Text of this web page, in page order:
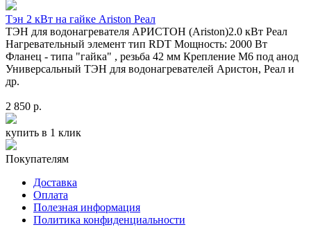
Тэн 2 кВт на гайке Ariston Реал
ТЭН для водонагревателя АРИСТОН (Ariston)2.0 кВт Реал
Нагревательный элемент тип RDT Мощность: 2000 Вт
Фланец - типа "гайка" , резьба 42 мм Крепление M6 под анод
Универсальный ТЭН для водонагревателей Аристон, Реал и
др.
2 850 р.
купить в 1 клик
Покупателям
Доставка
Оплата
Полезная информация
Политика конфиденциальности